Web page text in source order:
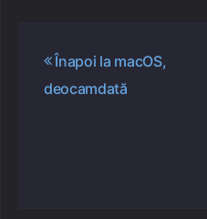
Navigare
articole
Înapoi la macOS,
deocamdată